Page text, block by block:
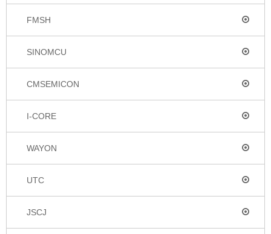
FMSH
SINOMCU
CMSEMICON
I-CORE
WAYON
UTC
JSCJ